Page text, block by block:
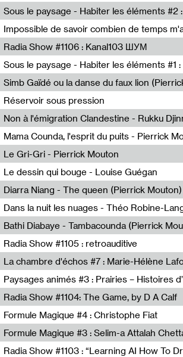
Radio Helsinki
Nastassja Martin
Mélanie Blaison,Mateo Cuin
Radia Show #1106 : Kanal103 ШУМ
Kanal103
Nastassja Martin
Pierrick Mouton,Simb Gaïdé
Réservoir sous pression
Eden Tinto Collins,Rukku Djinne
Pierrick Mouton
Le Gri-Gri - Pierrick Mouton
Pierrick Mouton
Le dessin qui bouge - Louise Guégan
Louise Guégan
Diarra Niang - The queen (Pierrick Mouton)
Pierrick Mouton,Diarra Niang
Théo Robine-Langlois,LD Beat
Pierrick Mouton,Bathi Diabaye
Radia Show #1105 : retroauditive
Soundart Radio
La chambre d'échos #7 : Marie-Hélène
Revue Les Chambres,Marie-Hélène Lafon
Anne Simon
Radia Show #1104: The Game, by D A Calf
Radio One NZ
Formule Magique #4 : Christophe Fiat
Nathalie Lacroix
Nathalie Lacroix,Selim-a Attalah Chettaoui